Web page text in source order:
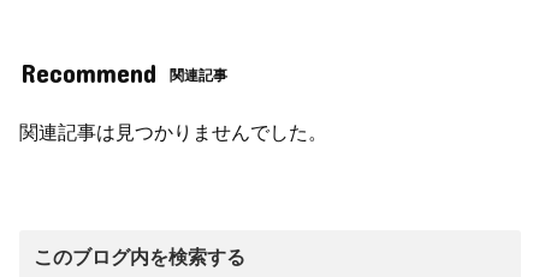
Recommend 関連記事
関連記事は見つかりませんでした。
このブログ内を検索する